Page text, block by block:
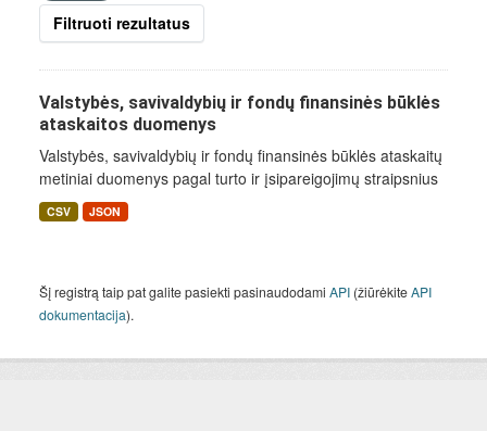
Filtruoti rezultatus
Valstybės, savivaldybių ir fondų finansinės būklės
ataskaitos duomenys
Valstybės, savivaldybių ir fondų finansinės būklės ataskaitų
metiniai duomenys pagal turto ir įsipareigojimų straipsnius
CSV JSON
Šį registrą taip pat galite pasiekti pasinaudodami API (žiūrėkiteAPI
dokumentacija).